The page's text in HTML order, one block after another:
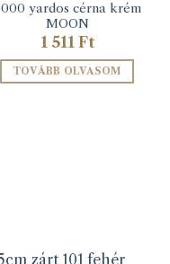
yardos cérna krém
MOON
1 511 Ft
TOVÁBB OLVASOM
zárt 101 fehér